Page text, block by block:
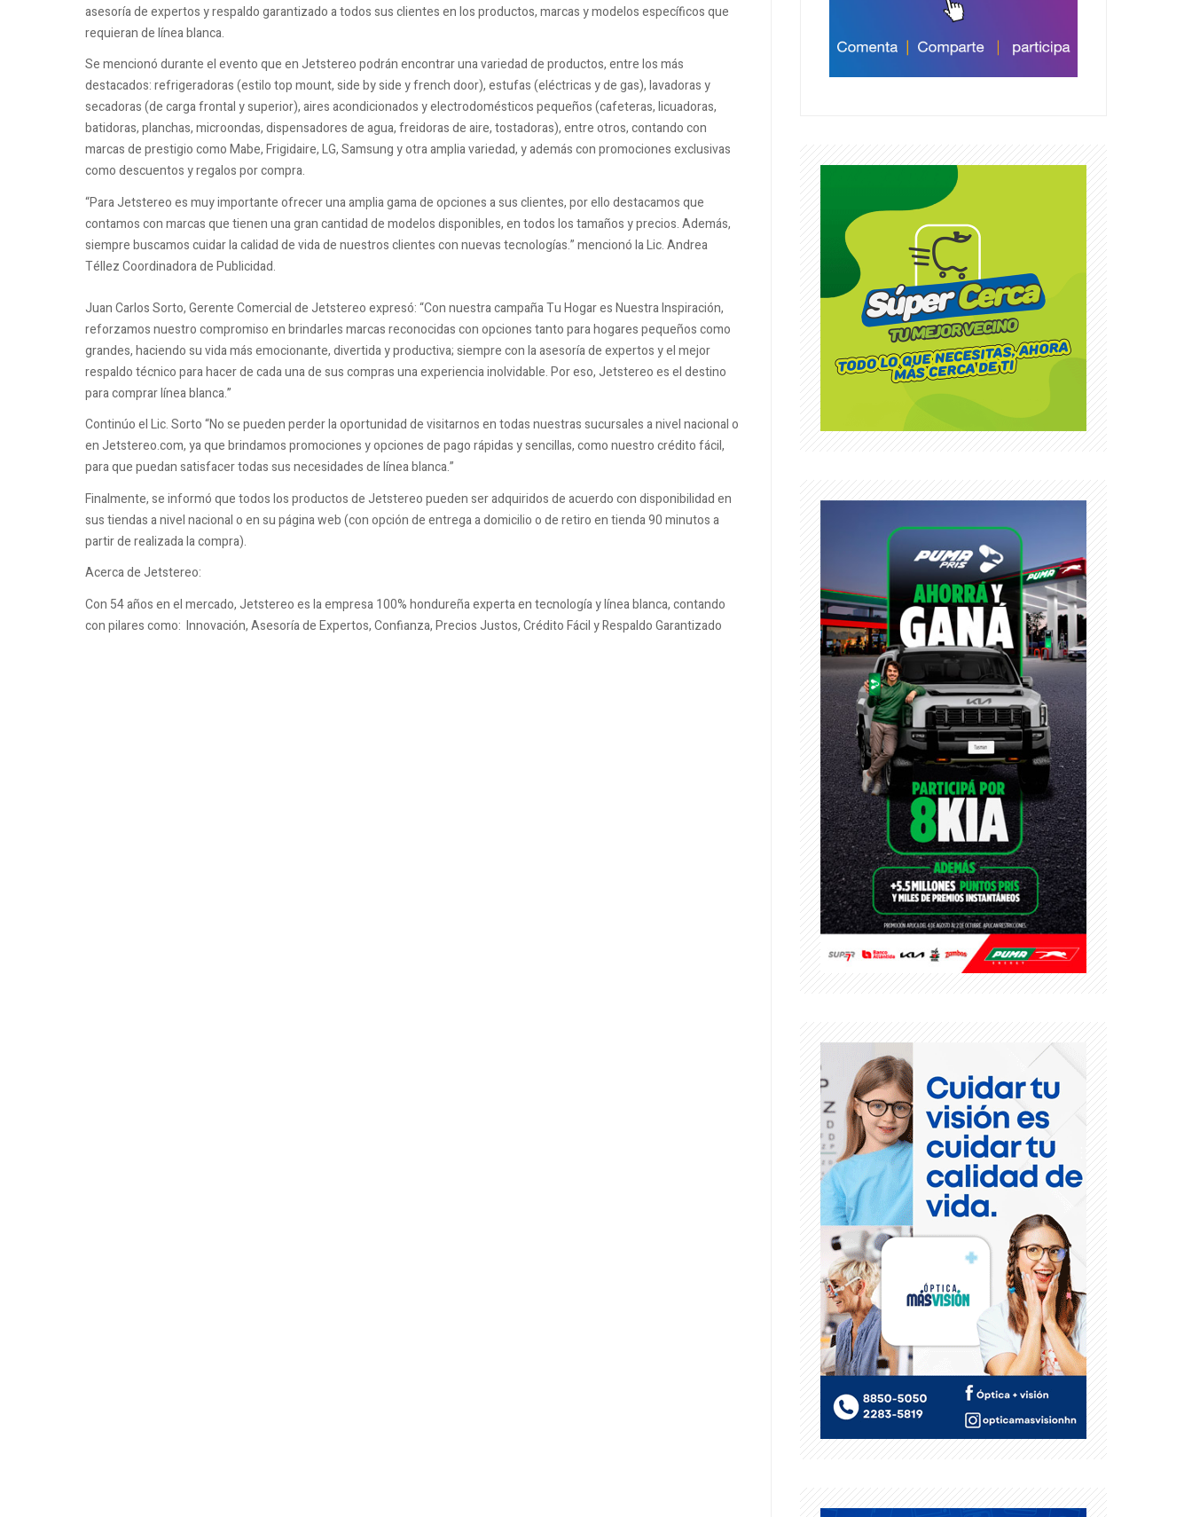
asesoría de expertos y respaldo garantizado a todos sus clientes en los productos, marcas y modelos específicos que
requieran de línea blanca.
Se mencionó durante el evento que en Jetstereo podrán encontrar una variedad de productos, entre los más
destacados: refrigeradoras (estilo top mount, side by side y french door), estufas (eléctricas y de gas), lavadoras y
secadoras (de carga frontal y superior), aires acondicionados y electrodomésticos pequeños (cafeteras, licuadoras,
batidoras, planchas, microondas, dispensadores de agua, freidoras de aire, tostadoras), entre otros, contando con
marcas de prestigio como Mabe, Frigidaire, LG, Samsung y otra amplia variedad, y además con promociones exclusivas
como descuentos y regalos por compra.
“Para Jetstereo es muy importante ofrecer una amplia gama de opciones a sus clientes, por ello destacamos que
contamos con marcas que tienen una gran cantidad de modelos disponibles, en todos los tamaños y precios. Además,
siempre buscamos cuidar la calidad de vida de nuestros clientes con nuevas tecnologías.” mencionó la Lic. Andrea
Téllez Coordinadora de Publicidad.
Juan Carlos Sorto, Gerente Comercial de Jetstereo expresó: “Con nuestra campaña Tu Hogar es Nuestra Inspiración,
reforzamos nuestro compromiso en brindarles marcas reconocidas con opciones tanto para hogares pequeños como
grandes, haciendo su vida más emocionante, divertida y productiva; siempre con la asesoría de expertos y el mejor
respaldo técnico para hacer de cada una de sus compras una experiencia inolvidable. Por eso, Jetstereo es el destino
para comprar línea blanca.”
Continúo el Lic. Sorto “No se pueden perder la oportunidad de visitarnos en todas nuestras sucursales a nivel nacional o
en Jetstereo.com, ya que brindamos promociones y opciones de pago rápidas y sencillas, como nuestro crédito fácil,
para que puedan satisfacer todas sus necesidades de línea blanca.”
Finalmente, se informó que todos los productos de Jetstereo pueden ser adquiridos de acuerdo con disponibilidad en
sus tiendas a nivel nacional o en su página web (con opción de entrega a domicilio o de retiro en tienda 90 minutos a
partir de realizada la compra).
Acerca de Jetstereo:
Con 54 años en el mercado, Jetstereo es la empresa 100% hondureña experta en tecnología y línea blanca, contando
con pilares como: Innovación, Asesoría de Expertos, Confianza, Precios Justos, Crédito Fácil y Respaldo Garantizado